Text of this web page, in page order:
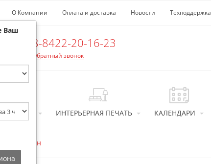
О Компании Оплата и доставка Новости Техподдержка
8-8422-20-16-23
Обратный звонок
ИНТЕРЬЕРНАЯ ПЕЧАТЬ КАЛЕНДАРИ
онлайн
Ваш